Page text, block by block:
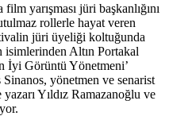
yarışması jüri başkanlığını
rollerle hayat veren
jüri üyeliği koltuğunda
isimlerinden Altın Portakal
İyi Görüntü Yönetmeni’
yönetmen ve senarist
Yıldız Ramazanoğlu ve